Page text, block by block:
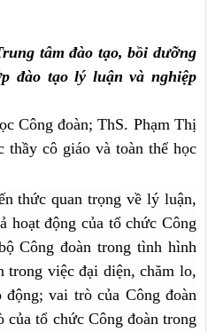
tâm đào tạo, bồi dưỡng
đào tạo lý luận và nghiệp
Công đoàn; ThS. Phạm Thị
thầy cô giáo và toàn thể học
thức quan trọngvề lý luận,
hoạt động của tổ chức Công
Công đoàn trong tình hình
trong việc đại diện, chăm lo,
vai trò của Công đoàn
tổ chức Công đoàn trong